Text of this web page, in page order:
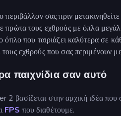
περιβάλλον σας πριν μετακινηθείτε
πρώτα τους εχθρούς με όπλα
όπλο που ταιριάζει καλύτερα σε
εχθρούς που σας περιμένουν
παιχνίδια σαν αυτό
βασίζεται στην αρχική ιδέα
FPS που διαθέτουμε.